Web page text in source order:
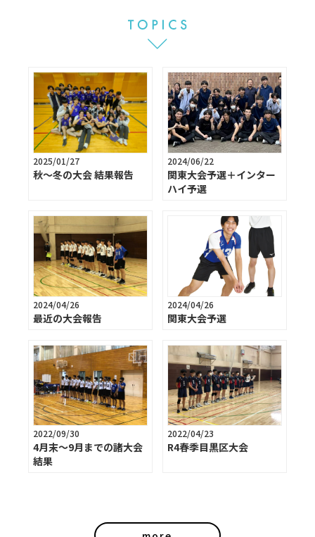
2025/01/27
秋～冬の大会 結果報告
2024/06/22
関東大会予選＋インター
ハイ予選
2024/04/26
最近の大会報告
2024/04/26
関東大会予選
2022/09/30
4月末～9月までの諸大会
結果
2022/04/23
R4春季目黒区大会